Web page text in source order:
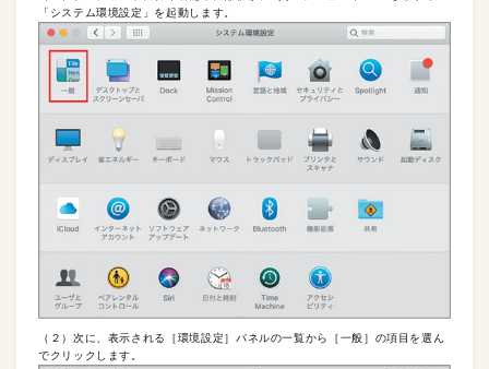
「システム環境設定」を起動します。
（２）次に、表示される［環境設定］パネルの一覧から［一般］の項目を選ん
でクリックします。